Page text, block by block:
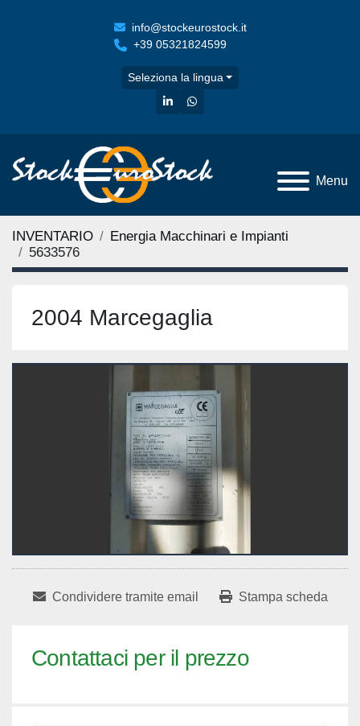
info@stockeurostock.it
+39 05321824599
Seleziona la lingua
linkedinwhatsapp
Menu
INVENTARIO
Energia Macchinari e Impianti
5633576
2004 Marcegaglia
Condividere tramite email Stampa scheda
Contattaci per il prezzo